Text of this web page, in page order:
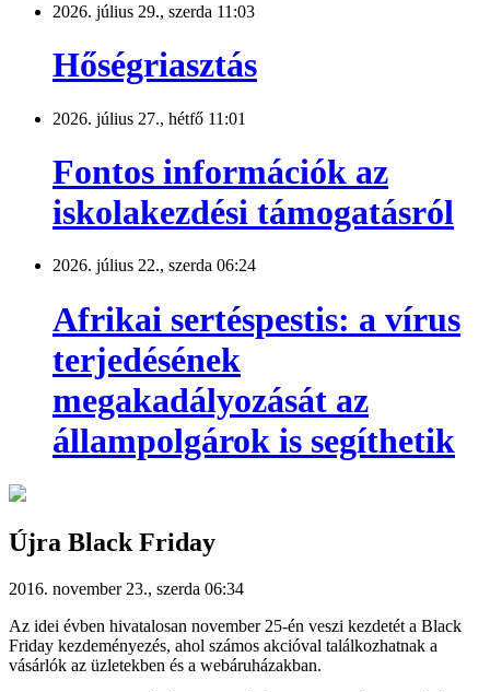
2026. július 29., szerda 11:03
Hőségriasztás
2026. július 27., hétfő 11:01
Fontos információk az
iskolakezdési támogatásról
2026. július 22., szerda 06:24
Afrikai sertéspestis: a vírus
terjedésének
megakadályozását az
állampolgárok is segíthetik
Újra Black Friday
2016. november 23., szerda 06:34
Az idei évben hivatalosan november 25-én veszi kezdetét a Black
Friday kezdeményezés, ahol számos akcióval találkozhatnak a
vásárlók az üzletekben és a webáruházakban.